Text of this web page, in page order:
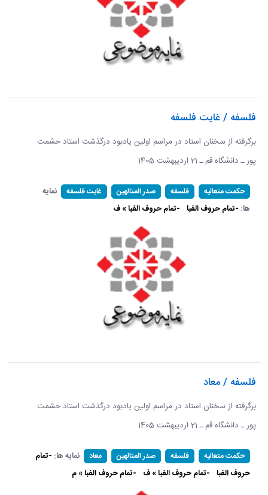
فلسفه / غایت فلسفه
برگرفته از سخنان استاد در مراسم اولین یادبود درگذشت استاد حشمت
پور ـ دانشگاه قم ـ 21 اردیبهشت 1405 ​​​​​​​
حکمت متعالیه فلسفه صدر المتالهین غایت فلسفه
نمایه
ها: -تمام حروف الفبا -تمام حروف الفبا » ف
فلسفه / معاد
برگرفته از سخنان استاد در مراسم اولین یادبود درگذشت استاد حشمت
پور ـ دانشگاه قم ـ 21 اردیبهشت 1405 ​​​​​​​
حکمت متعالیه فلسفه صدر المتالهین معاد نمایه ها: -تمام
حروف الفبا -تمام حروف الفبا » ف -تمام حروف الفبا » م